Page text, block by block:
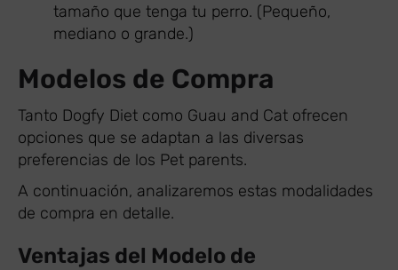
tamaño que tenga tu perro. (Pequeño,
mediano o grande.)
Modelos de Compra
Tanto Dogfy Diet como Guau and Cat ofrecen
opciones que se adaptan a las diversas
preferencias de los Pet parents.
A continuación, analizaremos estas modalidades
de compra en detalle.
Ventajas del Modelo de